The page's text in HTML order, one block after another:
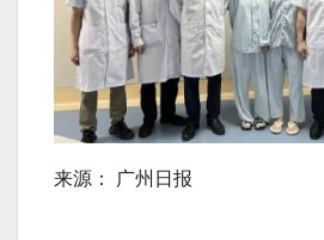
来源： 广州日报